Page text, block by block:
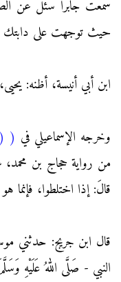
سمعت جابرا سُئل عن
حيث توجهت على دابتك
ابن أبي أنيسة، أظنه:
وخرجه الإسماعيلي في (
من رواية حجاج بن
قالَ: إذا اختلطوا، فإنما
قال ابن جريج: حدثني
النبي - صَلَّى اللهُ عَلَيْهِ